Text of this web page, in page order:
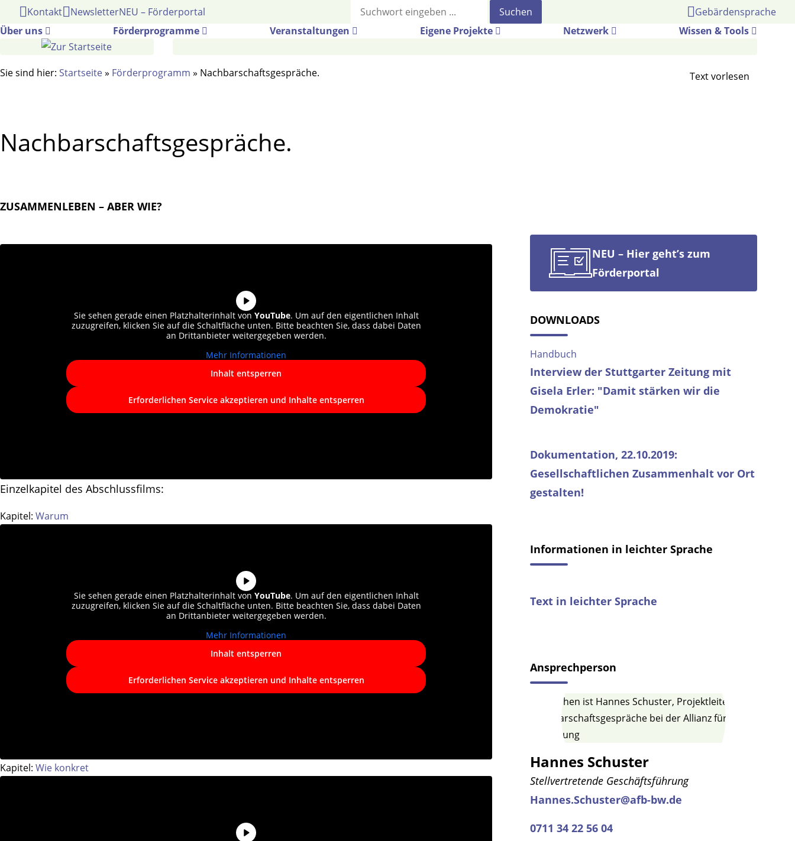
Gehe
Inhalt
Kontakt NewsletterNEU – Förderportal Suche
Gebärdensprache
Über uns
Förderprogramme Veranstaltungen Eigene Projekte Netzwerk Wissen & Tools
Sie sind hier: Startseite» Förderprogramm » Nachbarschaftsgespräche.
Nachbarschaftsgespräche.
ZUSAMMENLEBEN – ABER WIE?
Sie sehen gerade einen Platzhalterinhalt von YouTube. Um auf den eigentlichen Inhalt
zuzugreifen, klicken Sie auf die Schaltfläche unten. Bitte beachten Sie, dass dabei Daten
an Drittanbieter weitergegeben werden.
Mehr Informationen
Inhalt entsperren
Erforderlichen Service akzeptieren und Inhalte entsperren
Einzelkapitel des Abschlussfilms:
Kapitel: Warum
Sie sehen gerade einen Platzhalterinhalt von YouTube. Um auf den eigentlichen Inhalt
zuzugreifen, klicken Sie auf die Schaltfläche unten. Bitte beachten Sie, dass dabei Daten
an Drittanbieter weitergegeben werden.
Mehr Informationen
Inhalt entsperren
Erforderlichen Service akzeptieren und Inhalte entsperren
Kapitel: Wie konkret
NEU – Hier geht’s zum
Förderportal
DOWNLOADS
Handbuch
Interview der Stuttgarter Zeitung mit
Gisela Erler: "Damit stärken wir die
Demokratie"
Dokumentation, 22.10.2019:
Gesellschaftlichen Zusammenhalt vor Ort
gestalten!
Informationen in leichter Sprache
Text in leichter Sprache
Ansprechperson
Hannes Schuster
Stellvertretende Geschäftsführung
Hannes.Schuster@afb-bw.de
0711 34 22 56 04